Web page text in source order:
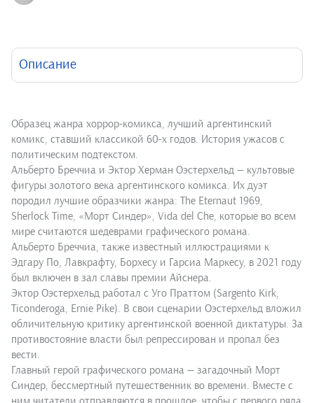
Описание
Образец жанра хоррор-комикса, лучший аргентинский
комикс, ставший классикой 60-х годов. История ужасов с
политическим подтекстом.
Альберто Бреччиа и Эктор Херман Оэстерхельд — культовые
фигуры золотого века аргентинского комикса. Их дуэт
породил лучшие образчики жанра: The Eternaut 1969,
Sherlock Time, «Морт Синдер», Vida del Che, которые во всем
мире считаются шедеврами графического романа.
Альберто Бреччиа, также известный иллюстрациями к
Эдгару По, Лавкрафту, Борхесу и Гарсиа Маркесу, в 2021 году
был включен в зал славы премии Айснера.
Эктор Оэстерхельд работал с Уго Праттом (Sargento Kirk,
Ticonderoga, Ernie Pike). В свои сценарии Оэстерхельд вложил
обличительную критику аргентинской военной диктатуры. За
противостояние власти был репрессирован и пропал без
вести.
Главный герой графического романа — загадочный Морт
Синдер, бессмертный путешественник во времени. Вместе с